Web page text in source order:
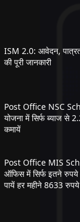
ISM 2.0: आवेदन,
की पूरी जानकारी
Post Office NSC
योजना में सिर्फ ब्याज से
कमायें
Post Office MIS
ऑफिस में सिर्फ इतने
पायें हर महीने 8633 रुपये